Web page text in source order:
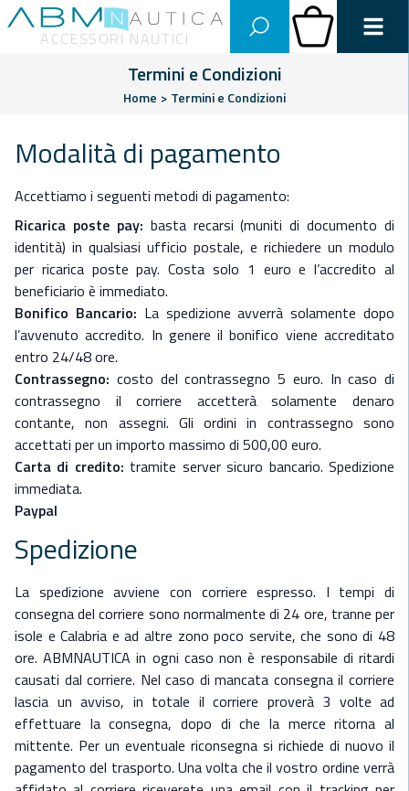
Abm Nautica
ACCESSORI NAUTICI
Carrello
Termini e Condizioni
Home > Termini e Condizioni
Modalità di pagamento
Accettiamo i seguenti metodi di pagamento:
Ricarica poste pay: basta recarsi (muniti di documento di
identità) in qualsiasi ufficio postale, e richiedere un modulo
per ricarica poste pay. Costa solo 1 euro e l’accredito al
beneficiario è immediato.
Bonifico Bancario: La spedizione avverrà solamente dopo
l’avvenuto accredito. In genere il bonifico viene accreditato
entro 24/48 ore.
Contrassegno: costo del contrassegno 5 euro. In caso di
contrassegno il corriere accetterà solamente denaro
contante, non assegni. Gli ordini in contrassegno sono
accettati per un importo massimo di 500,00 euro.
Carta di credito: tramite server sicuro bancario. Spedizione
immediata.
Paypal
Spedizione
La spedizione avviene con corriere espresso. I tempi di
consegna del corriere sono normalmente di 24 ore, tranne per
isole e Calabria e ad altre zono poco servite, che sono di 48
ore. ABMNAUTICA in ogni caso non è responsabile di ritardi
causati dal corriere. Nel caso di mancata consegna il corriere
lascia un avviso, in totale il corriere proverà 3 volte ad
effettuare la consegna, dopo di che la merce ritorna al
mittente. Per un eventuale riconsegna si richiede di nuovo il
pagamento del trasporto. Una volta che il vostro ordine verrà